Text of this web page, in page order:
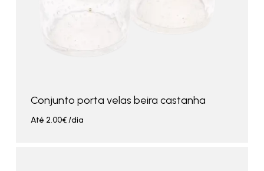
Conjunto porta velas beira castanha
Até 2.00€/dia